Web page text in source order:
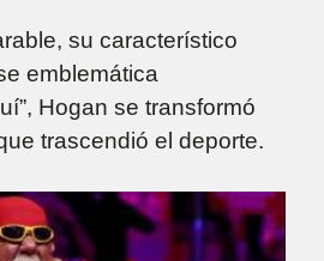
su característico
emblemática
Hogan se transformó
trascendió el deporte.